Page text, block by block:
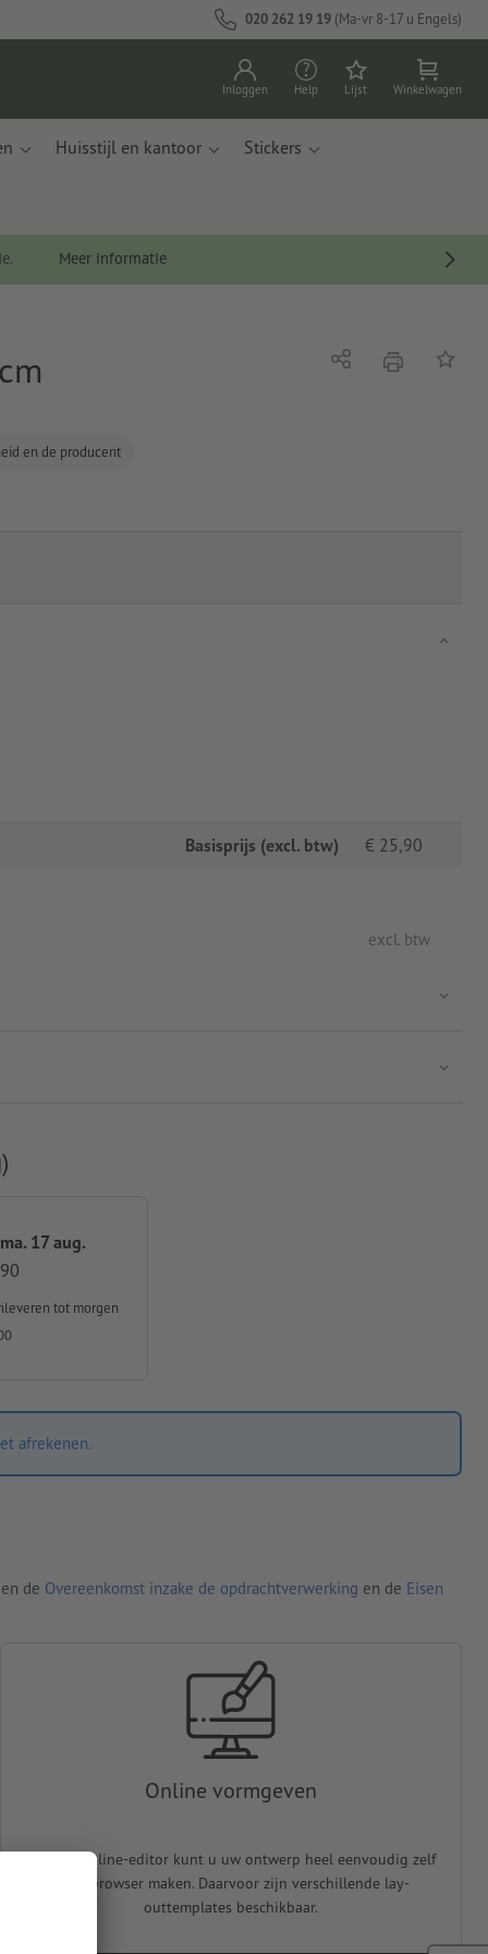
020 262 19 19 (Ma-vr 8-17 u Engels)
Inloggen Help Lijst Winkelwagen
Huisstijl en kantoor Stickers
Meer informatie
en de producent
Delen afdrukkenOp de
Basisprijs (excl. btw) € 25,90
excl. btw
17 aug.
tot morgen
afrekenen.
de Overeenkomst inzake de opdrachtverwerking en de Eisen
Online vormgeven
In onze online-editor kunt u uw ontwerp heel eenvoudig zelf
in de browser maken. Daarvoor zijn verschillende lay-
outtemplates beschikbaar.